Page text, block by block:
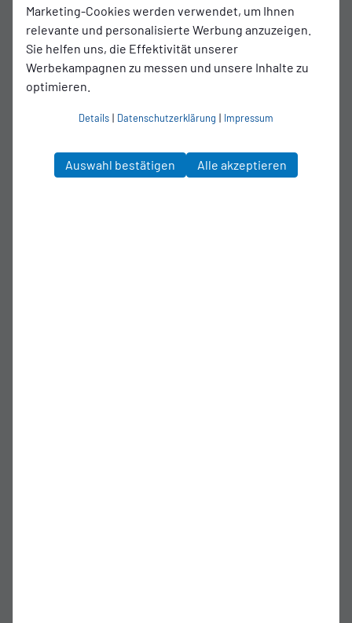
Marketing-Cookies werden verwendet, um Ihnen
relevante und personalisierte Werbung anzuzeigen.
Sie helfen uns, die Effektivität unserer
Werbekampagnen zu messen und unsere Inhalte zu
optimieren.
Details | Datenschutzerklärung | Impressum
Auswahl bestätigen Alle akzeptieren